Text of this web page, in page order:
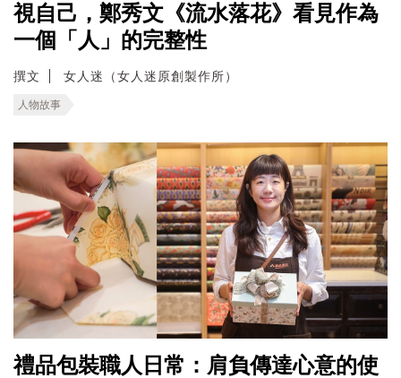
視自己，鄭秀文《流水落花》看見作為
一個「人」的完整性
撰文 女人迷（女人迷原創製作所）
人物故事
禮品包裝職人日常：肩負傳達心意的使